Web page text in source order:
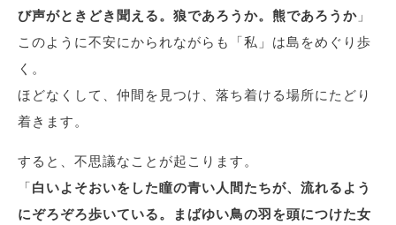
び声がときどき聞える。狼であろうか。熊であろうか 」
このように不安にかられながらも「私」は島をめぐり歩
く。
ほどなくして、仲間を見つけ、落ち着ける場所にたどり
着きます。
すると、不思議なことが起こります。
「白いよそおいをした瞳の青い人間たちが、流れるよう
にぞろぞろ歩いている。まばゆい鳥の羽を頭につけた女